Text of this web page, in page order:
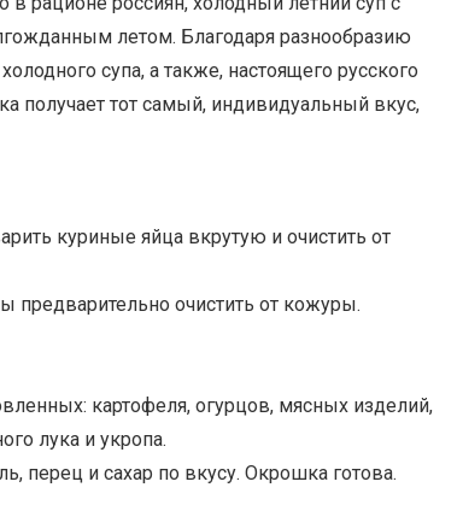
летом. Благодаря разнообразию
супа, а также, настоящего русского
получает тот самый, индивидуальный вкус,
куриные яйца вкрутую и очистить от
предварительно очистить от кожуры.
картофеля, огурцов, мясных изделий,
лука и укропа.
перец и сахар по вкусу. Окрошка готова.